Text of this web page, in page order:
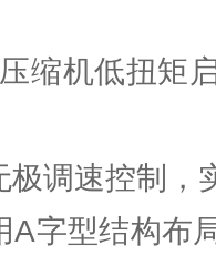
缩机低扭矩
极调速控制，
A字型结构布